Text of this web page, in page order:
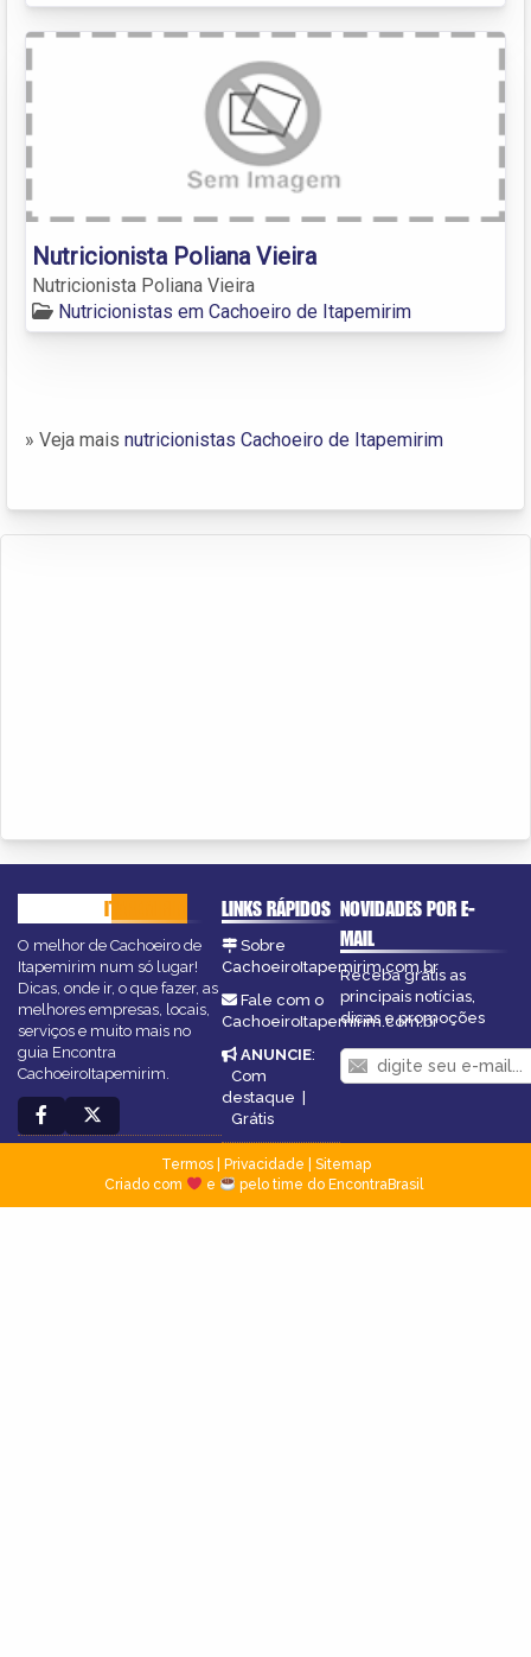
Nutricionista Poliana Vieira
Nutricionista Poliana Vieira
Nutricionistas em Cachoeiro de Itapemirim
» Veja mais nutricionistas Cachoeiro de Itapemirim
ITAPEMIRIM
O melhor de Cachoeiro de
Itapemirim num só lugar!
Dicas, onde ir, o que fazer, as
melhores empresas, locais,
serviços e muito mais no
guia Encontra
CachoeiroItapemirim.
LINKS RÁPIDOS
Sobre
CachoeiroItapemirim.com.br
Fale com o
CachoeiroItapemirim.com.br
ANUNCIE:
Com
destaque |
Grátis
NOVIDADES POR E-
MAIL
Receba grátis as
principais notícias,
dicas e promoções
Termos| Privacidade
Sitemap
Criado com
e pelo time do EncontraBrasil